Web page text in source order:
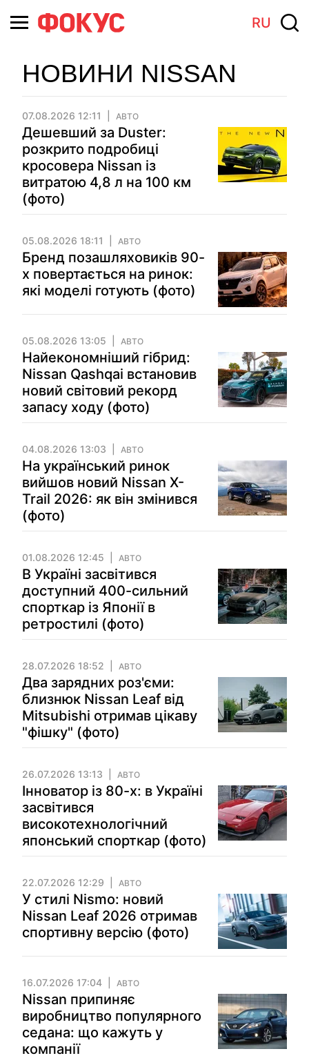
RU
НОВИНИ NISSAN
07.08.2026 12:11 АВТО
Дешевший за Duster:
розкрито подробиці
кросовера Nissan із
витратою 4,8 л на 100 км
(фото)
05.08.2026 18:11 АВТО
Бренд позашляховиків 90-
х повертається на ринок:
які моделі готують (фото)
05.08.2026 13:05 АВТО
Найекономніший гібрид:
Nissan Qashqai встановив
новий світовий рекорд
запасу ходу (фото)
04.08.2026 13:03 АВТО
На український ринок
вийшов новий Nissan X-
Trail 2026: як він змінився
(фото)
01.08.2026 12:45 АВТО
В Україні засвітився
доступний 400-сильний
спорткар із Японії в
ретростилі (фото)
28.07.2026 18:52 АВТО
Два зарядних роз'єми:
близнюк Nissan Leaf від
Mitsubishi отримав цікаву
"фішку" (фото)
26.07.2026 13:13 АВТО
Інноватор із 80-х: в Україні
засвітився
високотехнологічний
японський спорткар (фото)
22.07.2026 12:29 АВТО
У стилі Nismo: новий
Nissan Leaf 2026 отримав
спортивну версію (фото)
16.07.2026 17:04 АВТО
Nissan припиняє
виробництво популярного
седана: що кажуть у
компанії